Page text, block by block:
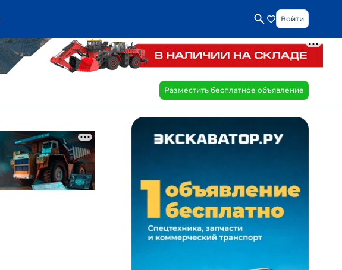
Войти
Разместить бесплатное объявление